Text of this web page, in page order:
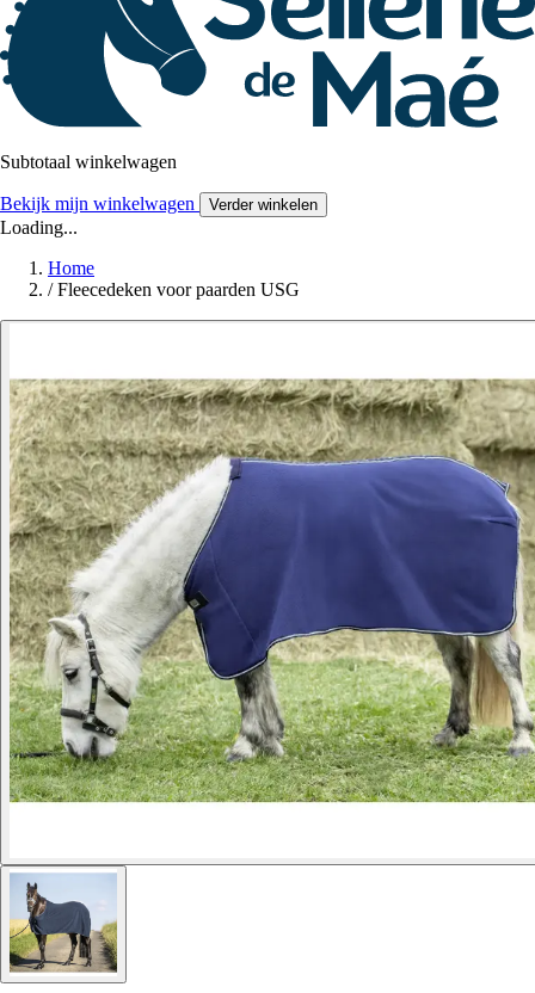
Subtotaal winkelwagen
Bekijk mijn winkelwagen Verder winkelen
Loading...
Home
/ Fleecedeken voor paarden USG